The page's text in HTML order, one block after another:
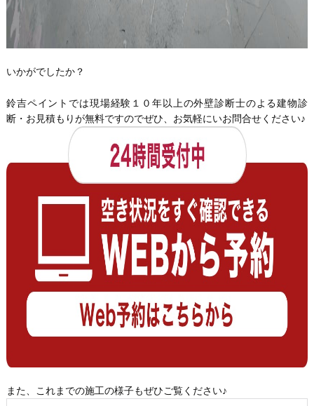
いかがでしたか？
鈴吉ペイントでは現場経験１０年以上の外壁診断士のよる建物診
断・お見積もりが無料ですのでぜひ、お気軽にいお問合せください♪
また、これまでの施工の様子もぜひご覧ください♪